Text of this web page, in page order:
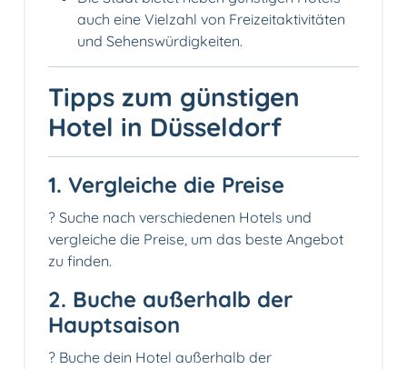
auch eine Vielzahl von Freizeitaktivitäten
und Sehenswürdigkeiten.
Tipps zum günstigen
Hotel in Düsseldorf
1. Vergleiche die Preise
? Suche nach verschiedenen Hotels und
vergleiche die Preise, um das beste Angebot
zu finden.
2. Buche außerhalb der
Hauptsaison
? Buche dein Hotel außerhalb der